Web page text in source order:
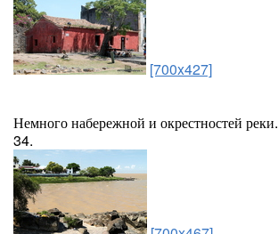
[700x427]
Немного набережной и окрестностей реки.
34.